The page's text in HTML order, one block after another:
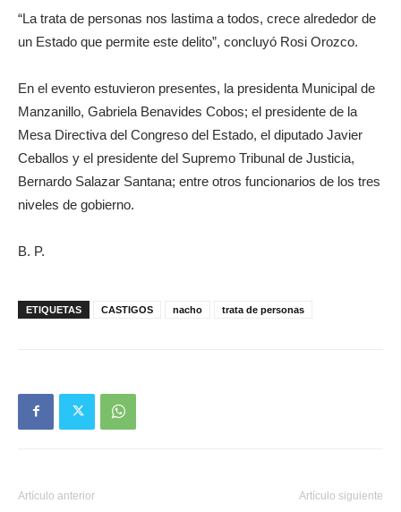
“La trata de personas nos lastima a todos, crece alrededor de
un Estado que permite este delito”, concluyó Rosi Orozco.
En el evento estuvieron presentes, la presidenta Municipal de
Manzanillo, Gabriela Benavides Cobos; el presidente de la
Mesa Directiva del Congreso del Estado, el diputado Javier
Ceballos y el presidente del Supremo Tribunal de Justicia,
Bernardo Salazar Santana; entre otros funcionarios de los tres
niveles de gobierno.
B. P.
ETIQUETAS CASTIGOS nacho trata de personas
Artículo anterior Artículo siguiente